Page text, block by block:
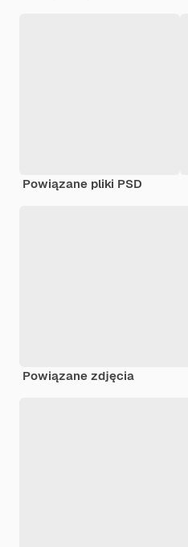
Powiązane pliki PSD
Powiązane zdjęcia